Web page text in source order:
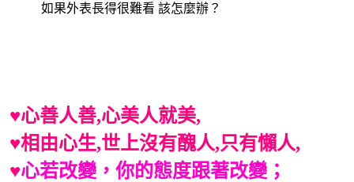
如果外表長得很難看 該怎麼辦？
♥心善人善,心美人就美,
♥相由心生,世上沒有醜人,只有懶人,
♥心若改變，你的態度跟著改變；